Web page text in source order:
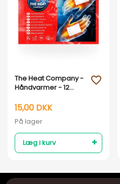
The Heat Company -
Håndvarmer - 12
15,00 DKK
På lager
Læg i kurv
favorite_outline